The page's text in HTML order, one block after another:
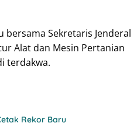
bersama Sekretaris Jenderal
Alat dan Mesin Pertanian
terdakwa.
Rekor Baru